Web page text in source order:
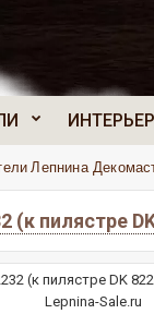
Лепнина
(к пилястре